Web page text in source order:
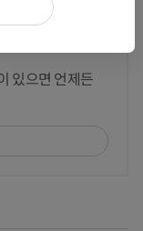
있으면 언제든